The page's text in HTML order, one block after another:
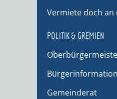
Vermiete doch an
POLITIK & GREMIEN
Gemeinderat